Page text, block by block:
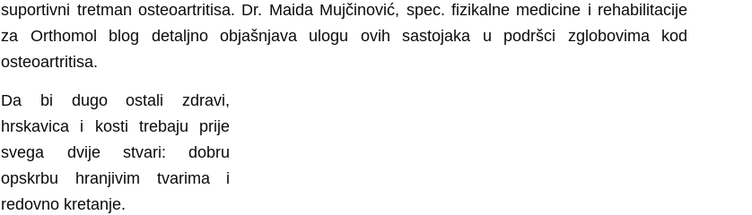
suportivni tretman osteoartritisa. Dr. Maida Mujčinović, spec. fizikalne medicine i rehabilitacije
za Orthomol blog detaljno objašnjava ulogu ovih sastojaka u podršci zglobovima kod
osteoartritisa.
Da bi dugo ostali zdravi,
hrskavica i kosti trebaju prije
svega dvije stvari:dobru
opskrbu hranjivim tvarima i
redovno kretanje.